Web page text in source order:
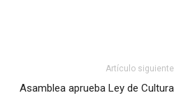
Artículo siguiente
Asamblea aprueba Ley de Cultura